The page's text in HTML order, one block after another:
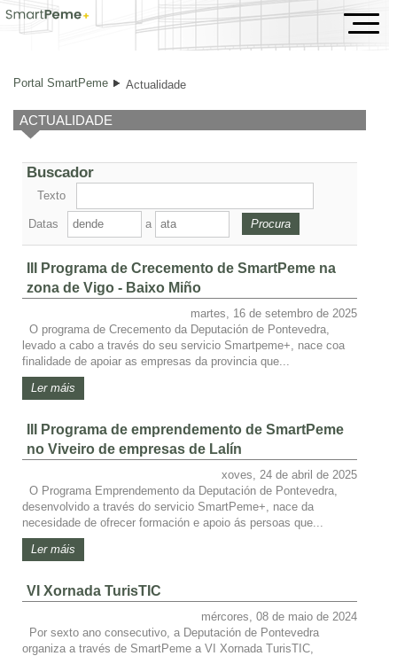
Actualidade
Portal SmartPeme Actualidade
ACTUALIDADE
Buscador
Texto
Datas a
III Programa de Crecemento de SmartPeme na
zona de Vigo - Baixo Miño
martes, 16 de setembro de 2025
O programa de Crecemento da Deputación de Pontevedra,
levado a cabo a través do seu servicio Smartpeme+, nace coa
finalidade de apoiar as empresas da provincia que...
Ler máis
III Programa de emprendemento de SmartPeme
no Viveiro de empresas de Lalín
xoves, 24 de abril de 2025
O Programa Emprendemento da Deputación de Pontevedra,
desenvolvido a través do servicio SmartPeme+, nace da
necesidade de ofrecer formación e apoio ás persoas que...
Ler máis
VI Xornada TurisTIC
mércores, 08 de maio de 2024
Por sexto ano consecutivo, a Deputación de Pontevedra
organiza a través de SmartPeme a VI Xornada TurisTIC,